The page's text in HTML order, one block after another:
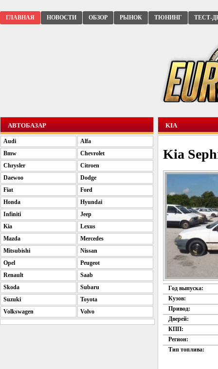
ГЛАВНАЯ НОВОСТИ ОБЗОР РЫНОК ТЮНИНГ ТЕСТ-
KIA
Kia
Год выпуска:
Кузов:
Привод:
Дверей:
КПП:
Регион:
Тип топлива:
АВТОБАЗАР
Audi
Alfa
Bmw
Chevrolet
Chrysler
Citroen
Daewoo
Dodge
Fiat
Ford
Honda
Hyundai
Infiniti
Jeep
Kia
Lexus
Mazda
Mercedes
Mitsubishi
Nissan
Opel
Peugeot
Renault
Saab
Skoda
Subaru
Suzuki
Toyota
Volkswagen
Volvo